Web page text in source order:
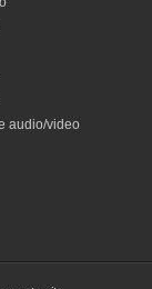
audio/video